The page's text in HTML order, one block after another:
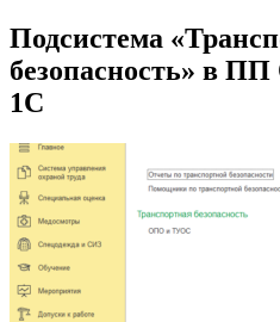
Подсистема
безопасность» в
1С